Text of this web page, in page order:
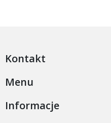
Kontakt
Menu
Informacje